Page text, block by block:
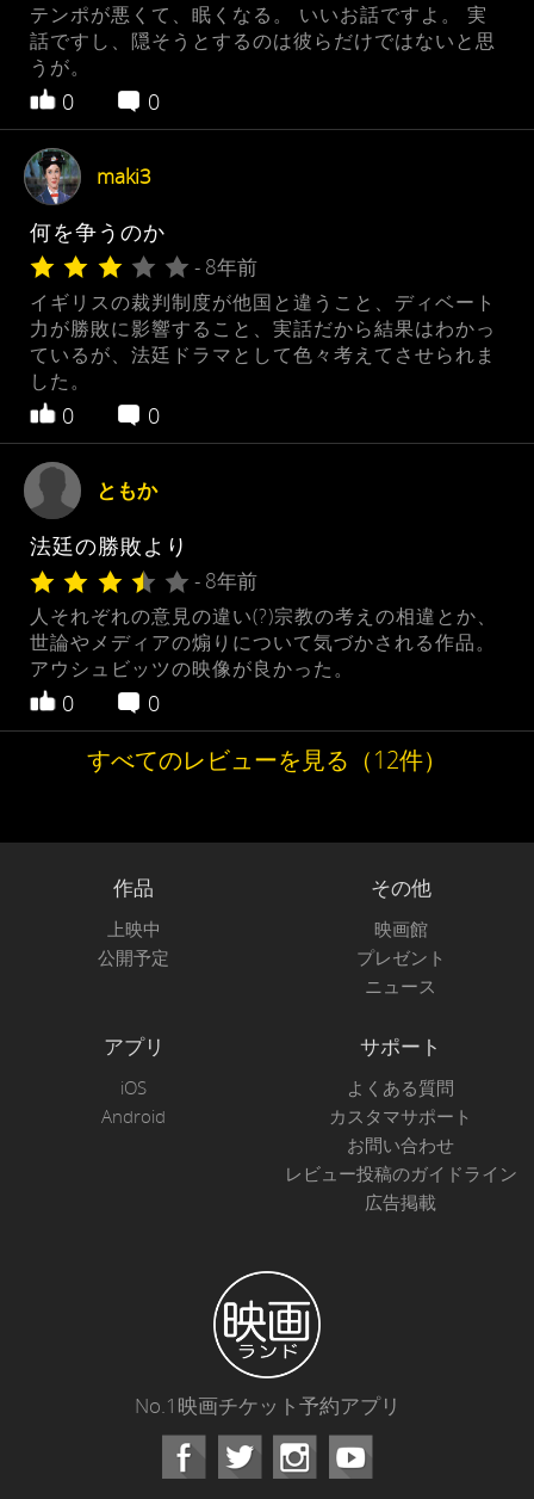
テンポが悪くて、眠くなる。 いいお話ですよ。 実
話ですし、隠そうとするのは彼らだけではないと思
うが。
0 0
maki3
何を争うのか
- 8年前
イギリスの裁判制度が他国と違うこと、ディベート
力が勝敗に影響すること、実話だから結果はわかっ
ているが、法廷ドラマとして色々考えてさせられま
した。
0 0
ともか
法廷の勝敗より
- 8年前
人それぞれの意見の違い(?)宗教の考えの相違とか、
世論やメディアの煽りについて気づかされる作品。
アウシュビッツの映像が良かった。
0 0
すべてのレビューを見る（12件）
作品
上映中
公開予定
その他
映画館
プレゼント
ニュース
アプリ
iOS
Android
サポート
よくある質問
カスタマサポート
お問い合わせ
レビュー投稿のガイドライン
広告掲載
No.1映画チケット予約アプリ
Facebook Instagram